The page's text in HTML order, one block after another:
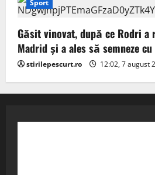
Sport
Găsit vinovat, după ce Rodri a
Madrid și a ales să semneze
stirilepescurt.ro 12:02, 7 august